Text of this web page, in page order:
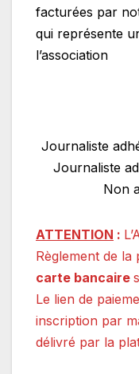
facturées par
qui représente
l’association
Journaliste
Journaliste
Non
ATTENTION :
Règlement de la
carte bancaire
Le lien de
inscription par
délivré par la